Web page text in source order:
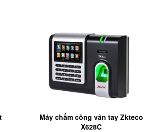
Máy chấm công vân tay Zkteco
X628C